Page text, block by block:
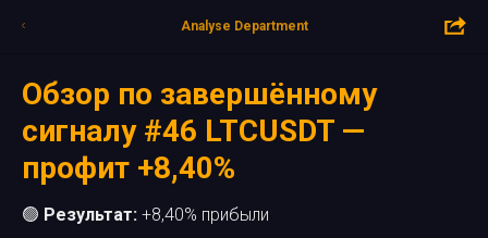
Analyse Department
Обзор по завершённому
сигналу #46 LTCUSDT —
профит +8,40%
🟢 Результат: +8,40% прибыли